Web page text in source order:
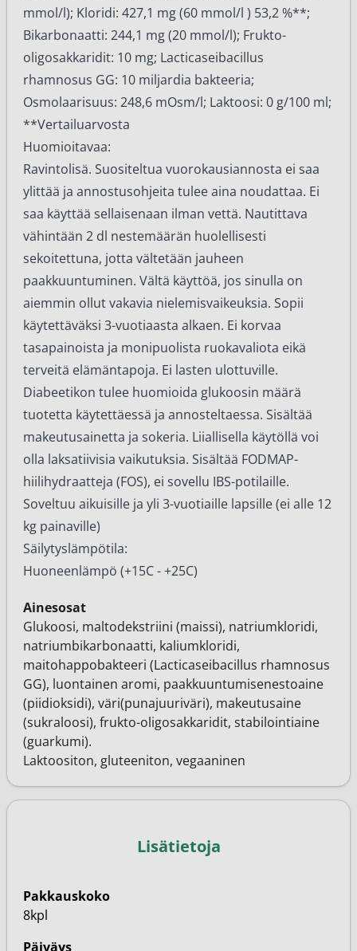
mmol/l); Kloridi: 427,1 mg (60 mmol/l ) 53,2 %**;
Bikarbonaatti: 244,1 mg (20 mmol/l); Frukto-
oligosakkaridit: 10 mg; Lacticaseibacillus
rhamnosus GG: 10 miljardia bakteeria;
Osmolaarisuus: 248,6 mOsm/l; Laktoosi: 0 g/100 ml;
**Vertailuarvosta
Huomioitavaa:
Ravintolisä. Suositeltua vuorokausiannosta ei saa
ylittää ja annostusohjeita tulee aina noudattaa. Ei
saa käyttää sellaisenaan ilman vettä. Nautittava
vähintään 2 dl nestemäärän huolellisesti
sekoitettuna, jotta vältetään jauheen
paakkuuntuminen. Vältä käyttöä, jos sinulla on
aiemmin ollut vakavia nielemisvaikeuksia. Sopii
käytettäväksi 3-vuotiaasta alkaen. Ei korvaa
tasapainoista ja monipuolista ruokavaliota eikä
terveitä elämäntapoja. Ei lasten ulottuville.
Diabeetikon tulee huomioida glukoosin määrä
tuotetta käytettäessä ja annosteltaessa. Sisältää
makeutusainetta ja sokeria. Liiallisella käytöllä voi
olla laksatiivisia vaikutuksia. Sisältää FODMAP-
hiilihydraatteja (FOS), ei sovellu IBS-potilaille.
Soveltuu aikuisille ja yli 3-vuotiaille lapsille (ei alle 12
kg painaville)
Säilytyslämpötila:
Huoneenlämpö (+15C - +25C)
Ainesosat
Glukoosi, maltodekstriini (maissi), natriumkloridi,
natriumbikarbonaatti, kaliumkloridi,
maitohappobakteeri (Lacticaseibacillus rhamnosus
GG), luontainen aromi, paakkuuntumisenestoaine
(piidioksidi), väri(punajuuriväri), makeutusaine
(sukraloosi), frukto-oligosakkaridit, stabilointiaine
(guarkumi).
Laktoositon, gluteeniton, vegaaninen
Lisätietoja
Pakkauskoko
8kpl
Päiväys